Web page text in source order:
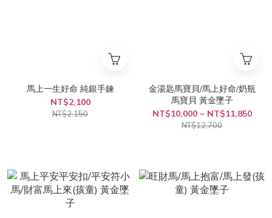
馬上一生好命 純銀手鍊
NT$2,100
NT$2,150
金湯匙馬寶貝/馬上好命/奶瓶
馬寶貝 黃金墜子
NT$10,000 ~ NT$11,850
NT$12,700